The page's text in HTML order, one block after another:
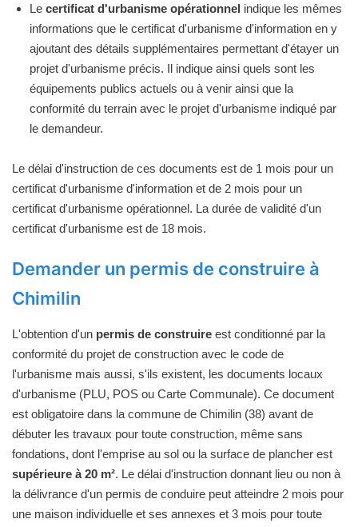
Le certificat d'urbanisme opérationnel indique les mêmes
informations que le certificat d'urbanisme d'information en y
ajoutant des détails supplémentaires permettant d'étayer un
projet d'urbanisme précis. Il indique ainsi quels sont les
équipements publics actuels ou à venir ainsi que la
conformité du terrain avec le projet d'urbanisme indiqué par
le demandeur.
Le délai d'instruction de ces documents est de 1 mois pour un
certificat d'urbanisme d'information et de 2 mois pour un
certificat d'urbanisme opérationnel. La durée de validité d'un
certificat d'urbanisme est de 18 mois.
Demander un permis de construire à
Chimilin
L'obtention d'un permis de construire est conditionné par la
conformité du projet de construction avec le code de
l'urbanisme mais aussi, s'ils existent, les documents locaux
d'urbanisme (PLU, POS ou Carte Communale). Ce document
est obligatoire dans la commune de Chimilin (38) avant de
débuter les travaux pour toute construction, même sans
fondations, dont l'emprise au sol ou la surface de plancher est
supérieure à 20 m². Le délai d'instruction donnant lieu ou non à
la délivrance d'un permis de conduire peut atteindre 2 mois pour
une maison individuelle et ses annexes et 3 mois pour toute